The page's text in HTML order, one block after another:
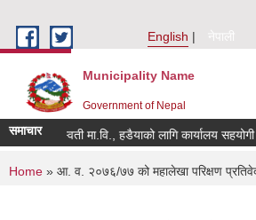
English
नेपाली
Municipality Name
Government of Nepal
समाचार
श्री सरस्वती मा.वि., हडैयाको लागि कार्यालय सहयोगी
You are here
Home » आ. व. २०७६/७७ को महालेखा परिक्षण